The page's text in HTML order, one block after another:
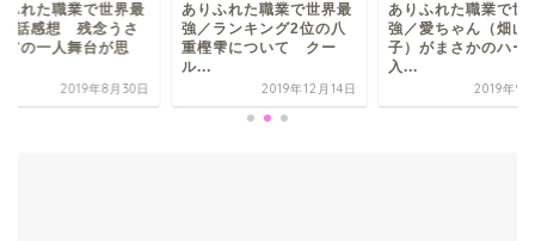
ふれた職業で世界最
ランキング2位の八
雫について クー
2019年12月14日
ありふれた職業で世界最
強／愛ちゃん（畑山愛
子）がまさかのハーレム
入...
2019年9月12日
ありふれた職業で世
強／6話感想 残念
ぎシアの一人舞台が
っ...
2019年8